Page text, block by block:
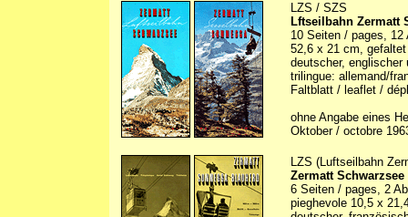
LZS / SZS
Lftseilbahn Zermatt
10 Seiten / pages,
52,6 x 21 cm,
deutscher,
trilingue: allemand/
Faltblatt / leaflet /
ohne Angabe eines
Oktober / octobre
LZS (Luftseilbahn
Zermatt
6 Seiten / pages, 2
pieghevole 10,5 x